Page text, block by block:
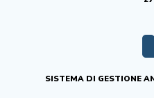
SISTEMA DI GESTIONE